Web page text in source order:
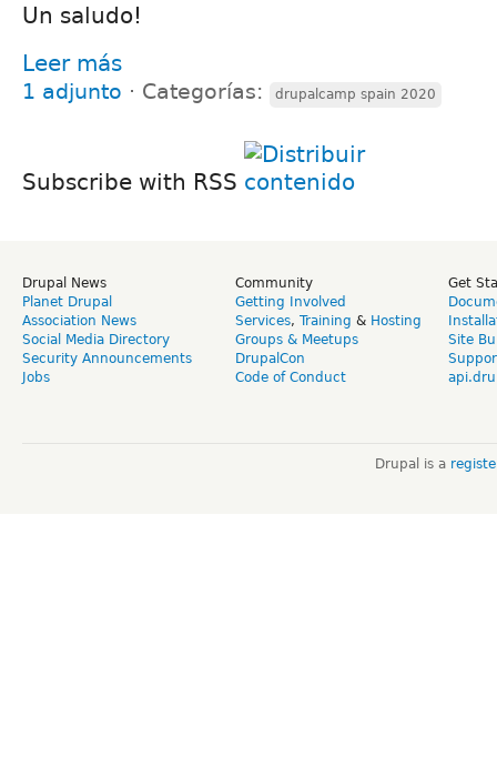
Un saludo!
Leer más
1 adjunto ⋅ Categorías: drupalcamp spain 2020
Subscribe with RSS
Drupal News
Planet Drupal
Association News
Social Media Directory
Security Announcements
Jobs
Community
Getting Involved
Services, Training & Hosting
Groups & Meetups
DrupalCon
Code of Conduct
Get
Site
Drupal is a